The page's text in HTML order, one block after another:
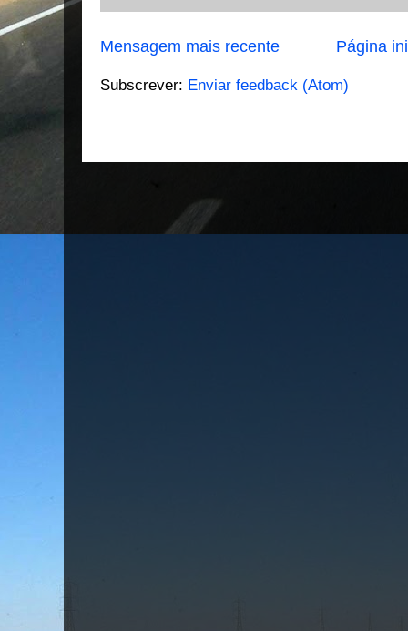
Mensagem mais recente Página
Subscrever: Enviar feedback (Atom)